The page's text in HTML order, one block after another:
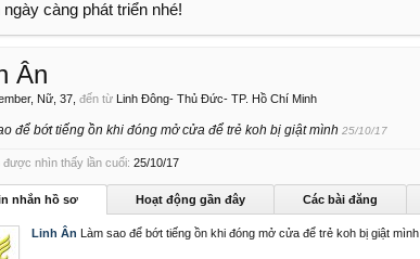
càng phát triển nhé!
Ân
, Nữ, 37, đến từ Linh Đông- Thủ Đức- TP. Hồ Chí Minh
để bớt tiếng ồn khi đóng mở cửa để trẻ koh bị giật mình 25/10/17
được nhìn thấy lần cuối: 25/10/17
nhắn hồ sơ Hoạt động gần đây Các bài đăng
Linh Ân Làm sao để bớt tiếng ồn khi đóng mở cửa để trẻ koh bị giật mình